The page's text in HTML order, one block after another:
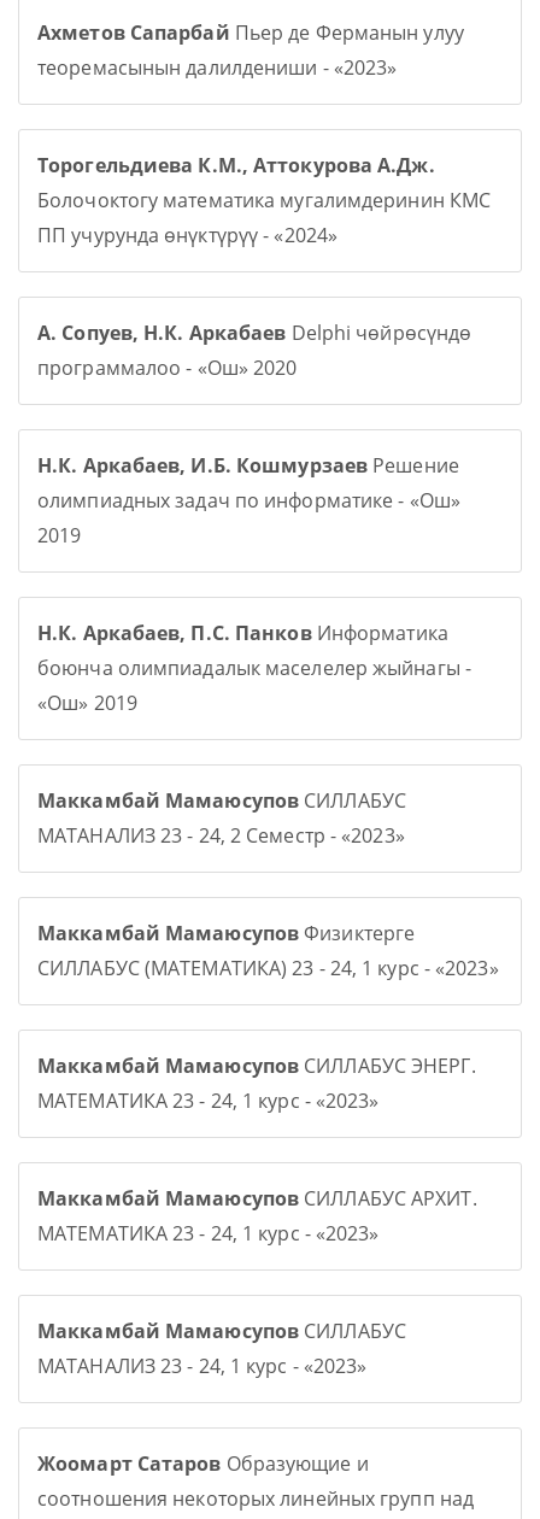
Ахметов Сапарбай Пьер де Ферманын улуу
теоремасынын далилдениши - «2023»
Торогельдиева К.М., Аттокурова А.Дж.
Болочоктогу математика мугалимдеринин КМС
ПП учурунда өнүктүрүү - «2024»
А. Сопуев, Н.К. Аркабаев Delphi чөйрөсүндө
программалоо - «Ош» 2020
Н.К. Аркабаев, И.Б. Кошмурзаев Решение
олимпиадных задач по информатике - «Ош»
2019
Н.К. Аркабаев, П.С. ПанковИнформатика
боюнча олимпиадалык маселелер жыйнагы -
«Ош» 2019
Маккамбай Мамаюсупов СИЛЛАБУС
МАТАНАЛИЗ 23 - 24, 2 Семестр - «2023»
Маккамбай МамаюсуповФизиктерге
СИЛЛАБУС (МАТЕМАТИКА) 23 - 24, 1 курс - «2023»
Маккамбай Мамаюсупов СИЛЛАБУС ЭНЕРГ.
МАТЕМАТИКА 23 - 24, 1 курс - «2023»
Маккамбай Мамаюсупов СИЛЛАБУС АРХИТ.
МАТЕМАТИКА 23 - 24, 1 курс - «2023»
Маккамбай Мамаюсупов СИЛЛАБУС
МАТАНАЛИЗ 23 - 24, 1 курс - «2023»
Жоомарт Сатаров Образующие и
соотношения некоторых линейных групп над